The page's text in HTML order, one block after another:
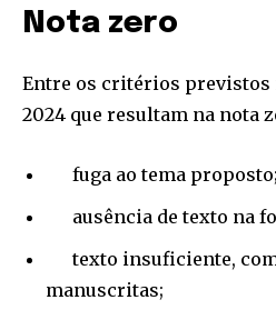
Nota zero
Entre os critérios previstos
2024 que resultam na nota
fuga ao tema proposto;
ausência de texto na
texto insuficiente, com
manuscritas;